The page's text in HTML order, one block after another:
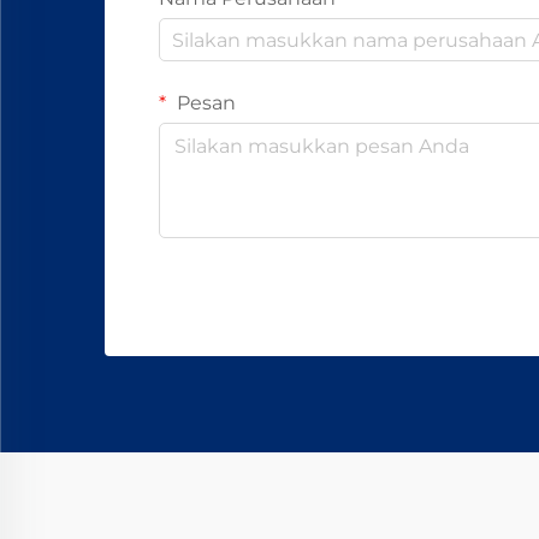
Pesan